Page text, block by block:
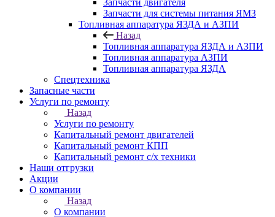
Запчасти двигателя
Запчасти для системы питания ЯМЗ
Топливная аппаратура ЯЗДА и АЗПИ
Назад
Топливная аппаратура ЯЗДА и АЗПИ
Топливная аппаратура АЗПИ
Топливная аппаратура ЯЗДА
Спецтехника
Запасные части
Услуги по ремонту
Назад
Услуги по ремонту
Капитальный ремонт двигателей
Капитальный ремонт КПП
Капитальный ремонт с/х техники
Наши отгрузки
Акции
О компании
Назад
О компании